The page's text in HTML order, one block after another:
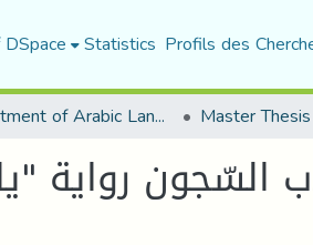
Statistics Profils des
Department of Arabic Language and Literature Master Thesis
السّجون رواية